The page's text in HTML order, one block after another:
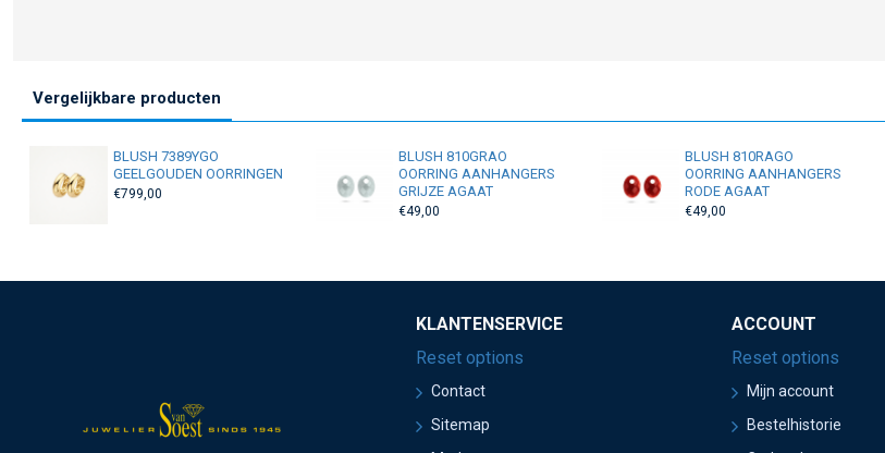
Vergelijkbare producten
BLUSH 7389YGO
GEELGOUDEN OORRINGEN
€799,00
BLUSH 810GRAO
OORRING AANHANGERS
GRIJZE AGAAT
€49,00
BLUSH 810RAGO
OORRING AANHANGERS
RODE AGAAT
€49,00
KLANTENSERVICE
Reset options
Contact
Sitemap
ACCOUNT
Reset options
Mijn account
Bestelhistorie